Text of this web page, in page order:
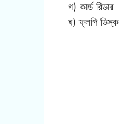
গ) কার্ড রিডার
ঘ) ফ্লপি ডিস্ক